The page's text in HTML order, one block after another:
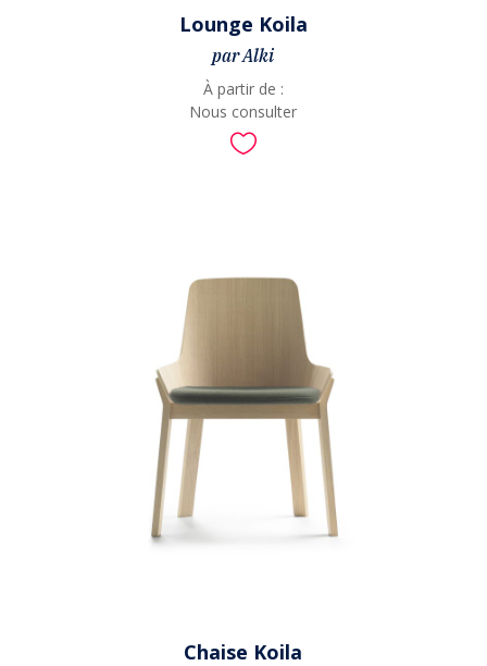
Lounge Koila
par Alki
À partir de :
Nous consulter

Chaise Koila